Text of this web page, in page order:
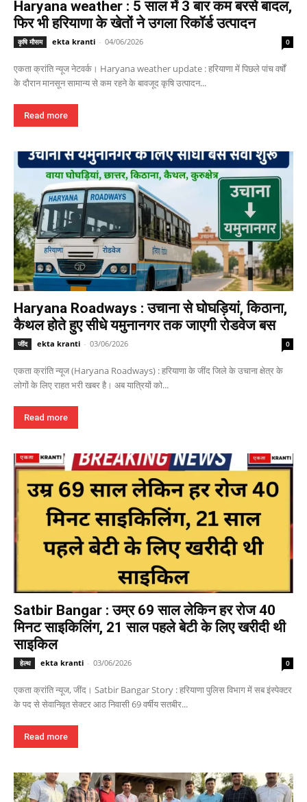
Haryana weather : 5 साल में 3 बार कम बरसे बादल,
फिर भी हरियाणा के खेतों ने उगला रिकॉर्ड उत्पादन
कृषि मौसम ekta kranti - 04/06/2026 0
एकता क्रांति न्यूज नेटवर्क। Haryana weather update : हरियाणा में पिछले पांच वर्षों
के दौरान मानसून सामान्य से कम रहने के बावजूद कृषि उत्पादन...
Read more
Haryana Roadways : उचाना से घोघड़ियां, किठाना,
कैथल होते हुए सीधे यमुनानगर तक जाएगी रोडवेज बस
जींद ekta kranti - 03/06/2026 0
एकता क्रांति न्यूज (Haryana Roadways) : हरियाणा के जींद जिले के उचाना क्षेत्र के
लोगों के लिए राहत भरी खबर है। अब यात्रियों को...
Read more
Satbir Bangar : उम्र 69 साल लेकिन हर रोज 40
मिनट साइकिलिंग, 21 साल पहले बेटी के लिए खरीदी थी
साइकिल
हेल्थ ekta kranti - 03/06/2026 0
एकता क्रांति न्यूज, जींद। Satbir Bangar Story : हरियाणा पुलिस विभाग में सब इंस्पेक्टर
के पद से सेवानिवृत सेक्टर आठ निवासी 69 वर्षीय सतबीर...
Read more